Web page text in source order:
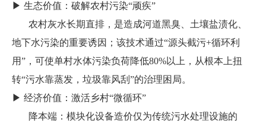
▶ 生态价值：破解农村污染“顽疾”
农村灰水长期直排，是造成河道黑臭、土壤盐渍化、
地下水污染的重要诱因；该技术通过“源头截污+循环利
用”，可使单村水体污染负荷降低80%以上，从根本上扭
转“污水靠蒸发，垃圾靠风刮”的治理困局。
▶ 经济价值：激活乡村“微循环”
降本端：模块化设备造价仅为传统污水处理设施的